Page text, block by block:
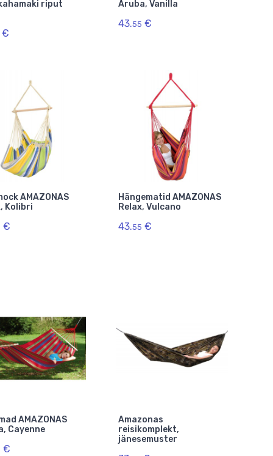
riput
€
Aruba, Vanilla
43.55 €
AMAZONAS
Kolibri
€
Hängematid AMAZONAS
Relax, Vulcano
43.55 €
AMAZONAS
Cayenne
€
Amazonas
reisikomplekt,
jänesemuster